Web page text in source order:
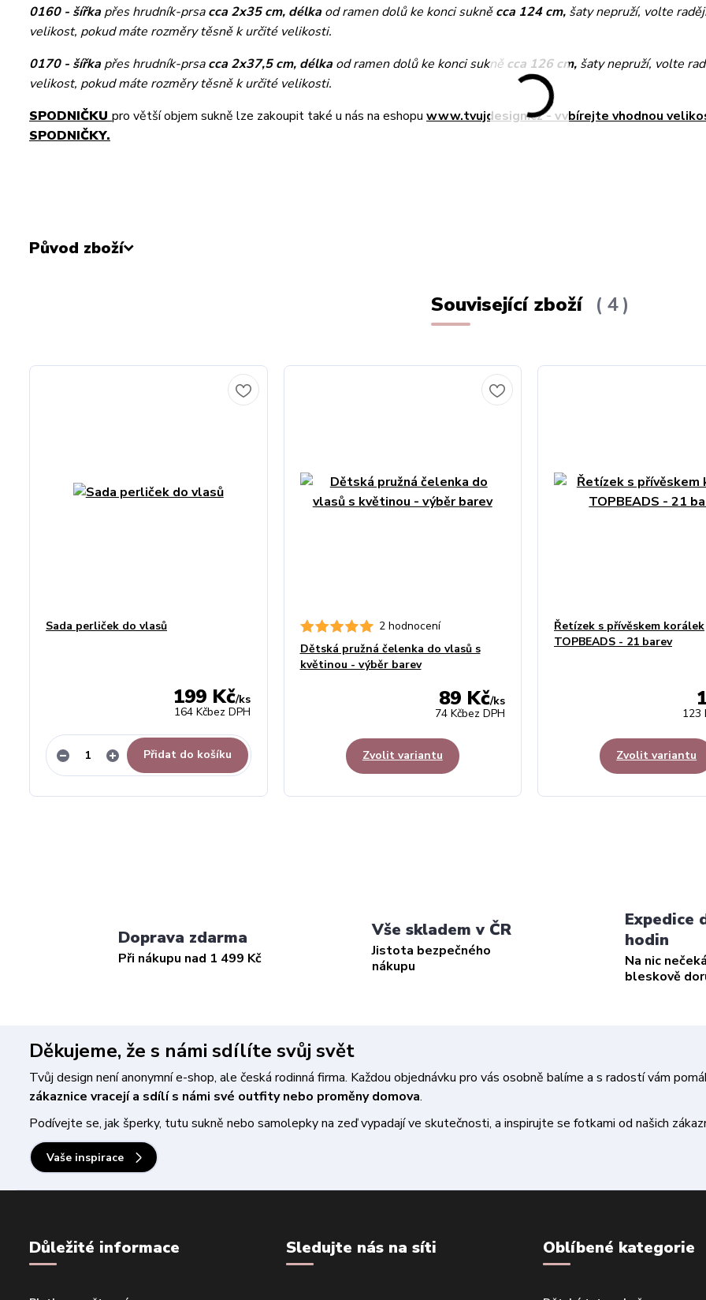
0160 - šířka přes hrudník-prsacca 2x35 cm, délka od ramen dolů ke konci sukněcca 124 cm, šaty nepruží, volte
velikost, pokud máte rozměry těsně k určité velikosti.
0170 - šířka přes hrudník-prsacca 2x37,5 cm, délka od ramen dolů ke konci sukně cca 126 cm, šaty nepruží, volte
velikost, pokud máte rozměry těsně k určité velikosti.
SPODNIČKU pro větší objem sukně lze zakoupit také u nás na eshopu www.tvujdesign.cz - vvbírejte vhodnou
SPODNIČKY.
Původ zboží
Související zboží 4
Sada perliček do vlasů
199 Kč/ks
164 Kčbez DPH
Přidat do košíku
2 hodnocení
Dětská pružná čelenka do vlasů s
květinou - výběr barev
89 Kč/ks
74 Kčbez DPH
Zvolit variantu
Řetízek s přívěskem korálek
TOPBEADS - 21 barev
123
Zvolit variantu
Doprava zdarma
Při nákupu nad 1 499 Kč
Vše skladem v ČR
Jistota bezpečného
nákupu
Expedice
hodin
Na nic
bleskově
Děkujeme, že s námi sdílíte svůj svět
Tvůj design není anonymní e-shop, ale česká rodinná firma. Každou objednávku pro vás osobně balíme a s radostí vám
zákaznice vracejí a sdílí s námi své outfity nebo proměny domova.
Podívejte se, jak šperky, tutu sukně nebo samolepky na zeď vypadají ve skutečnosti, a inspirujte se fotkami od našich
Vaše inspirace
Důležité informace Sledujte nás na síti Oblíbené kategorie